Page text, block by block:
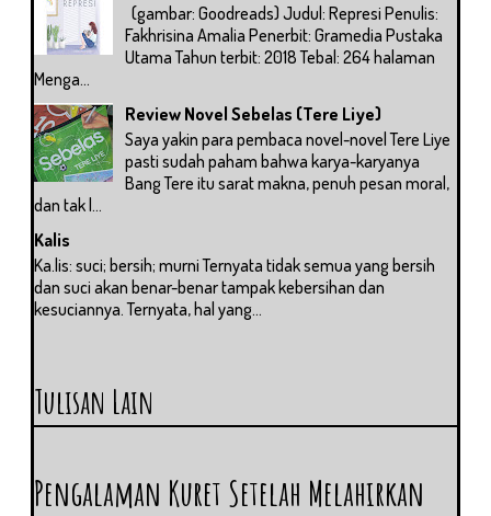
(gambar: Goodreads) Judul: Represi Penulis:
Fakhrisina Amalia Penerbit: Gramedia Pustaka
Utama Tahun terbit: 2018 Tebal: 264 halaman
Menga...
Review Novel Sebelas (Tere Liye)
Saya yakin para pembaca novel-novel Tere Liye
pasti sudah paham bahwa karya-karyanya
Bang Tere itu sarat makna, penuh pesan moral,
dan tak l...
Kalis
Ka.lis: suci; bersih; murni Ternyata tidak semua yang bersih
dan suci akan benar-benar tampak kebersihan dan
kesuciannya. Ternyata, hal yang...
Tulisan Lain
Pengalaman Kuret Setelah Melahirkan